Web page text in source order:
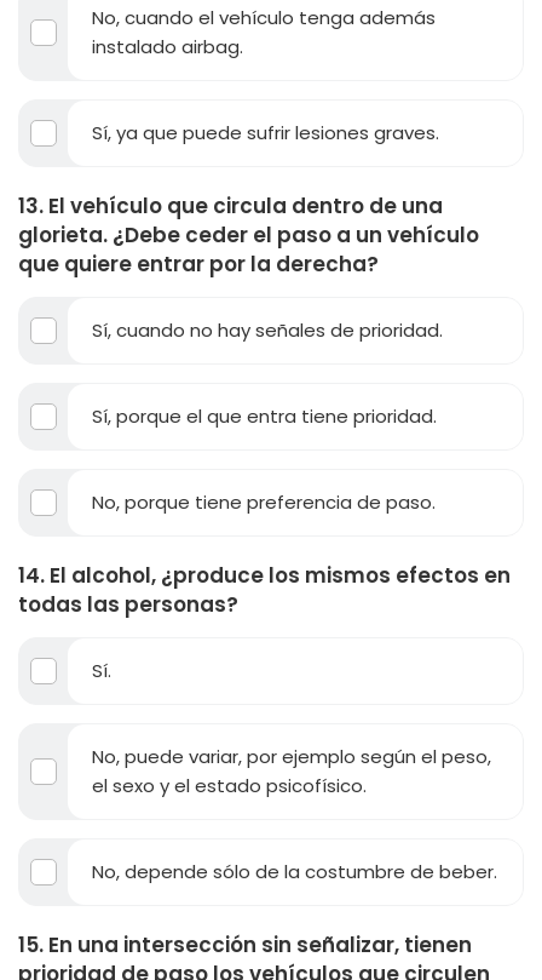
No, cuando el vehículo tenga además
instalado airbag.
Sí, ya que puede sufrir lesiones graves.
13. El vehículo que circula dentro de una
glorieta. ¿Debe ceder el paso a un vehículo
que quiere entrar por la derecha?
Sí, cuando no hay señales de prioridad.
Sí, porque el que entra tiene prioridad.
No, porque tiene preferencia de paso.
14. El alcohol, ¿produce los mismos efectos en
todas las personas?
Sí.
No, puede variar, por ejemplo según el peso,
el sexo y el estado psicofísico.
No, depende sólo de la costumbre de beber.
15. En una intersección sin señalizar, tienen
prioridad de paso los vehículos que circulen